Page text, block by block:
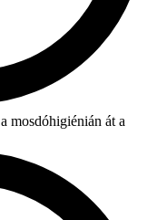
mosdóhigiénián át a